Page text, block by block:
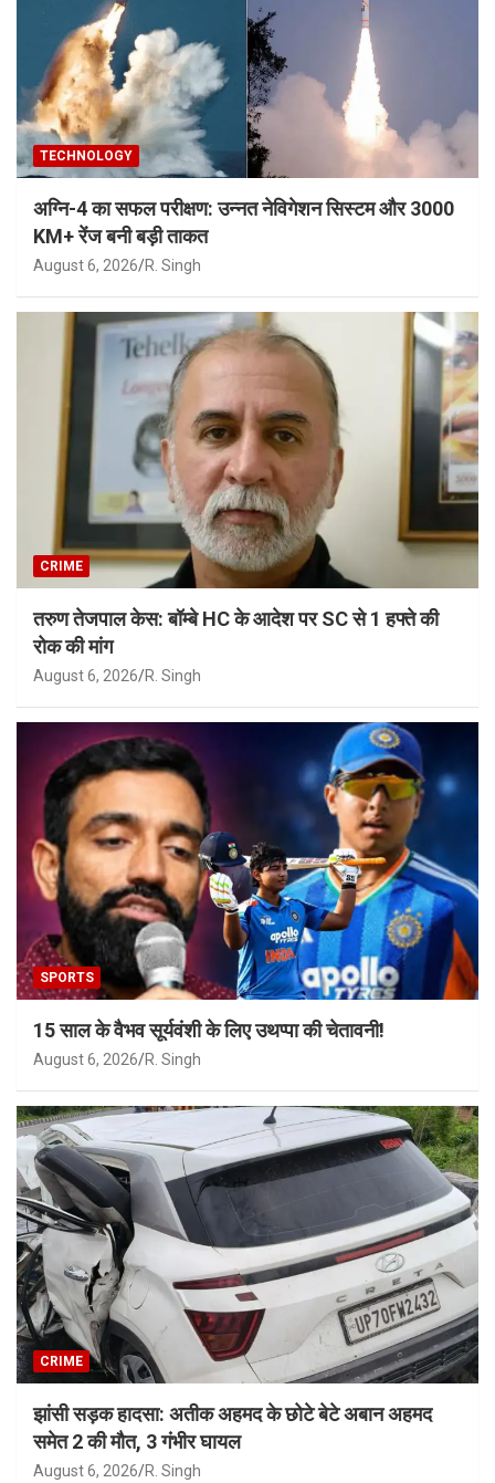
TECHNOLOGY
अग्नि-4 का सफल परीक्षण: उन्नत नेविगेशन सिस्टम और 3000
KM+ रेंज बनी बड़ी ताकत
August 6, 2026 R. Singh
CRIME
तरुण तेजपाल केस: बॉम्बे HC के आदेश पर SC से 1 हफ्ते की
रोक की मांग
August 6, 2026 R. Singh
SPORTS
15 साल के वैभव सूर्यवंशी के लिए उथप्पा की चेतावनी!
August 6, 2026 R. Singh
CRIME
झांसी सड़क हादसा: अतीक अहमद के छोटे बेटे अबान अहमद
समेत 2 की मौत, 3 गंभीर घायल
August 6, 2026 R. Singh